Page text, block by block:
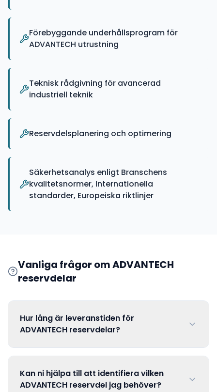
Förebyggande underhållsprogram för
ADVANTECH utrustning
Teknisk rådgivning för avancerad
industriell teknik
Reservdelsplanering och optimering
Säkerhetsanalys enligt Branschens
kvalitetsnormer, Internationella
standarder, Europeiska riktlinjer
Vanliga frågor omADVANTECH
reservdelar
Hur lång är leveranstiden för
ADVANTECH reservdelar?
Kan ni hjälpa till att identifiera vilken
ADVANTECH reservdel jag behöver?